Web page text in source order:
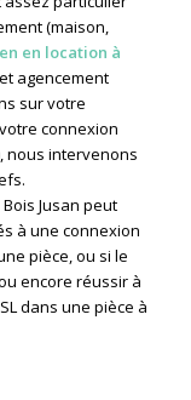
(maison,
en location à
agencement
sur votre
connexion
nous intervenons
Jusan peut
à une connexion
pièce, ou si le
encore réussir à
dans une pièce à